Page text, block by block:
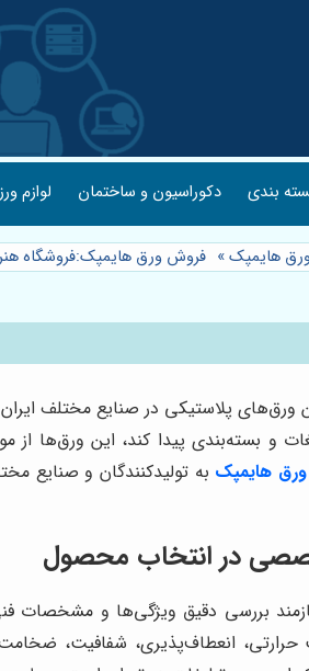
بندی دکوراسیون و ساختمان لوازم
هایمپک» فروش ورق هایمپک:فروشگاه
ورق‌های پلاستیکی در صنایع مختلف
و بسته‌بندی پیدا کند، این ورق‌ها
هایمپک به تولیدکنندگان و صنایع
در انتخاب محصول
بررسی دقیق ویژگی‌ها و مشخصات
انعطاف‌پذیری، شفافیت،